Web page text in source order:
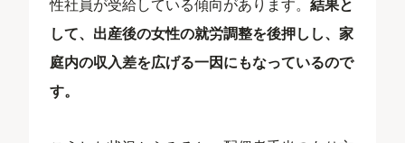
性社員が受給している傾向があります。結果と
して、出産後の女性の就労調整を後押しし、家
庭内の収入差を広げる一因にもなっているので
す。